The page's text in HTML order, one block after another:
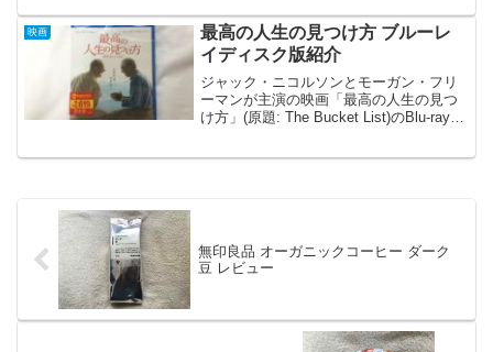
したが大丈夫でした。開封の儀-台座やケ
ーブル類が入っていま...
映画
最高の人生の見つけ方 ブルーレ
イディスク版紹介
ジャック・ニコルソンとモーガン・フリ
ーマンが主演の映画「最高の人生の見つ
け方」(原題: The Bucket List)のBlu-ray
無印良品 オーガニックコーヒー ダーク
豆 レビュー